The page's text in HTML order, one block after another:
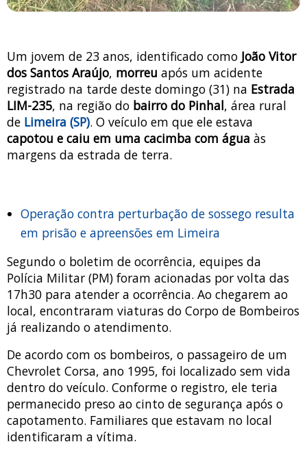
Um jovem de 23 anos, identificado como João Vitor
dos Santos Araújo, morreu após um acidente
registrado na tarde deste domingo (31) na Estrada
LIM-235, na região do bairro do Pinhal, área rural
de Limeira (SP). O veículo em que ele estava
capotou e caiu em uma cacimba com água às
margens da estrada de terra.
Operação contra perturbação de sossego resulta
em prisão e apreensões em Limeira
Segundo o boletim de ocorrência, equipes da
Polícia Militar (PM) foram acionadas por volta das
17h30 para atender a ocorrência. Ao chegarem ao
local, encontraram viaturas do Corpo de Bombeiros
já realizando o atendimento.
De acordo com os bombeiros, o passageiro de um
Chevrolet Corsa, ano 1995, foi localizado sem vida
dentro do veículo. Conforme o registro, ele teria
permanecido preso ao cinto de segurança após o
capotamento. Familiares que estavam no local
identificaram a vítima.